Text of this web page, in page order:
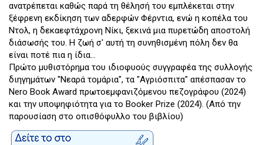
ανατρέπεται καθώς παρά τη θέλησή του εμπλέκεται στην
ξέφρενη εκδίκηση των αδερφών Φέρντια, ενώ η κοπέλα του
Ντολ, η δεκαεφτάχρονη Νίκι, ξεκινά μια πυρετώδη αποστολή
διάσωσής του. Η ζωή σ' αυτή τη συνηθισμένη πόλη δεν θα
είναι ποτέ πια η ίδια...
Πρώτο μυθιστόρημα του ιδιοφυούς συγγραφέα της συλλογής
διηγημάτων "Νεαρά τομάρια", τα "Αγριόσπιτα" απέσπασαν το
Nero Book Award πρωτοεμφανιζόμενου πεζογράφου (2024)
και την υποψηφιότητα για το Booker Prize (2024). (Από την
παρουσίαση στο οπισθόφυλλο του βιβλίου)